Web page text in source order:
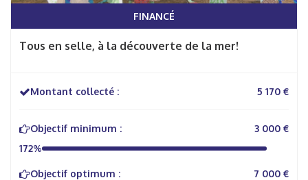
FINANCÉ
Tous en selle, à la découverte de la mer!
Montant collecté : 5 170 €
Objectif minimum :
3 000 €
172%
Objectif optimum :
7 000 €